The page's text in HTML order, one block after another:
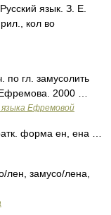
язык. З. Е.
кол во
по гл. замусолить
2000 …
языка Ефремовой
форма ен, ена …
замусо/лена,